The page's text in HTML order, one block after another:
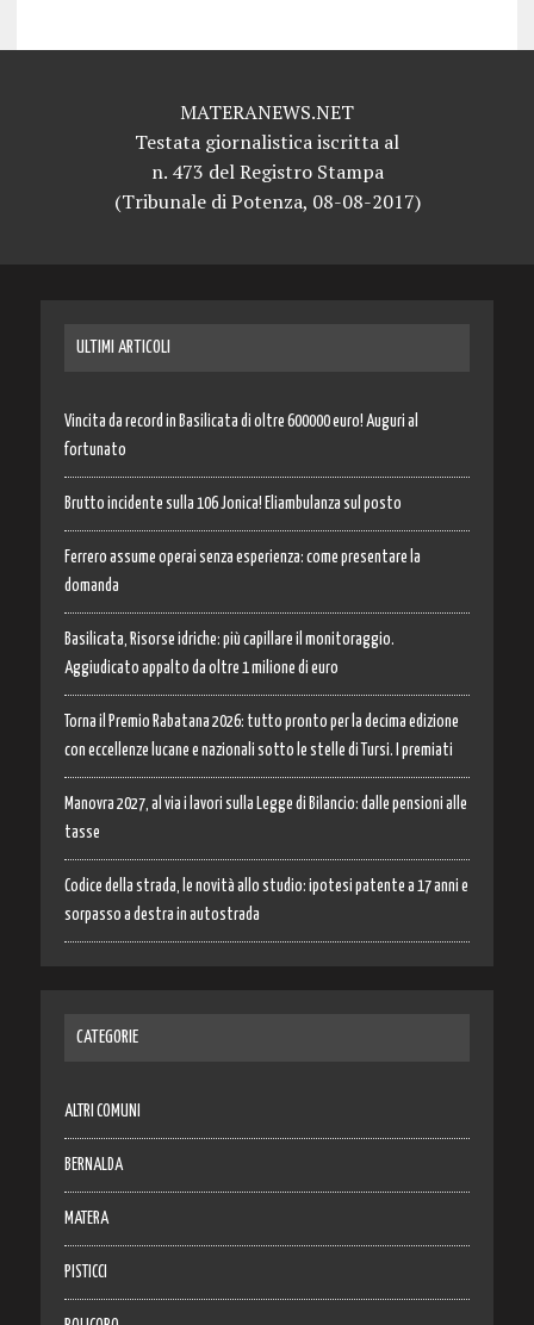
MATERANEWS.NET
Testata giornalistica iscritta al
n. 473 del Registro Stampa
(Tribunale di Potenza, 08-08-2017)
ULTIMI ARTICOLI
Vincita da record in Basilicata di oltre 600000 euro! Auguri al
fortunato
Brutto incidente sulla 106 Jonica! Eliambulanza sul posto
Ferrero assume operai senza esperienza: come presentare la
domanda
Basilicata, Risorse idriche: più capillare il monitoraggio.
Aggiudicato appalto da oltre 1 milione di euro
Torna il Premio Rabatana 2026: tutto pronto per la decima edizione
con eccellenze lucane e nazionali sotto le stelle di Tursi. I premiati
Manovra 2027, al via i lavori sulla Legge di Bilancio: dalle pensioni alle
tasse
Codice della strada, le novità allo studio: ipotesi patente a 17 anni e
sorpasso a destra in autostrada
CATEGORIE
ALTRI COMUNI
BERNALDA
MATERA
PISTICCI